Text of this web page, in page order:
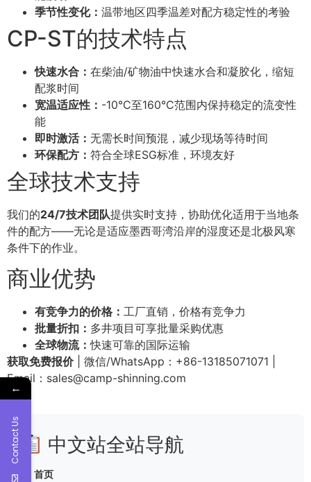
季节性变化： 温带地区四季温差对配方稳定性的考验
CP-ST的技术特点
快速水合： 在柴油/矿物油中快速水合和凝胶化，缩短
配浆时间
宽温适应性： -10°C至160°C范围内保持稳定的流变性
能
即时激活： 无需长时间预混，减少现场等待时间
环保配方： 符合全球ESG标准，环境友好
全球技术支持
我们的24/7技术团队提供实时支持，协助优化适用于当地条
件的配方——无论是适应墨西哥湾沿岸的湿度还是北极风寒
条件下的作业。
商业优势
有竞争力的价格： 工厂直销，价格有竞争力
批量折扣： 多井项目可享批量采购优惠
全球物流：快速可靠的国际运输
获取免费报价| 微信/WhatsApp：+86-13185071071 |
Email： sales@camp-shinning.com
中文站全站导航
首页
←
Contact Us